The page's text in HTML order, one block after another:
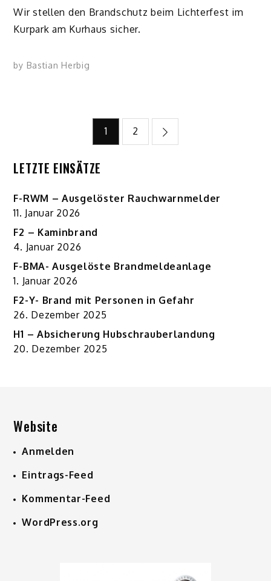
Wir stellen den Brandschutz beim Lichterfest im
Kurpark am Kurhaus sicher.
by Bastian Herbig
Beitragsnavigation
1 2
LETZTE EINSÄTZE
F-RWM – Ausgelöster Rauchwarnmelder
11. Januar 2026
F2 – Kaminbrand
4. Januar 2026
F-BMA- Ausgelöste Brandmeldeanlage
1. Januar 2026
F2-Y- Brand mit Personen in Gefahr
26. Dezember 2025
H1 – Absicherung Hubschrauberlandung
20. Dezember 2025
Website
Anmelden
Eintrags-Feed
Kommentar-Feed
WordPress.org